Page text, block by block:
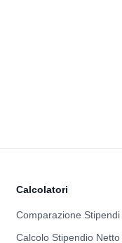
Calcolatori
Comparazione Stipendi
Calcolo Stipendio Netto